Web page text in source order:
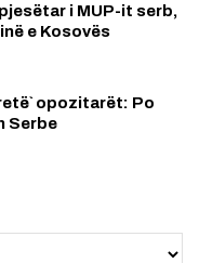
i MUP-it serb,
e Kosovës
opozitarët: Po
Serbe